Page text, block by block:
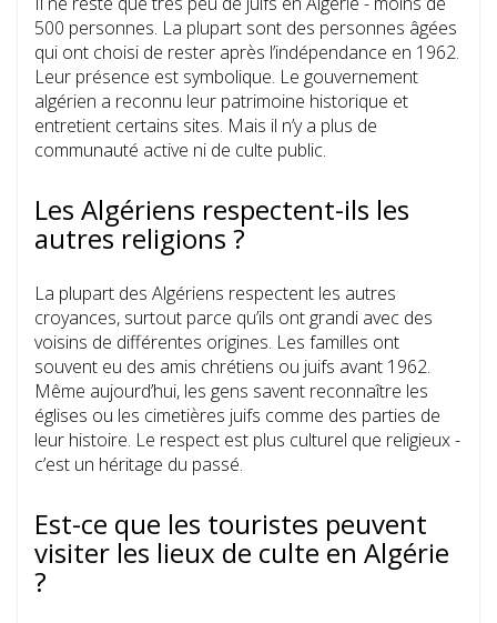
500 personnes. La plupart sont des personnes âgées
qui ont choisi de rester après l’indépendance en 1962.
Leur présence est symbolique. Le gouvernement
algérien a reconnu leur patrimoine historique et
entretient certains sites. Mais il n’y a plus de
communauté active ni de culte public.
Les Algériens respectent-ils les
autres religions ?
La plupart des Algériens respectent les autres
croyances, surtout parce qu’ils ont grandi avec des
voisins de différentes origines. Les familles ont
souvent eu des amis chrétiens ou juifs avant 1962.
Même aujourd’hui, les gens savent reconnaître les
églises ou les cimetières juifs comme des parties de
leur histoire. Le respect est plus culturel que religieux -
c’est un héritage du passé.
Est-ce que les touristes peuvent
visiter les lieux de culte en Algérie
?